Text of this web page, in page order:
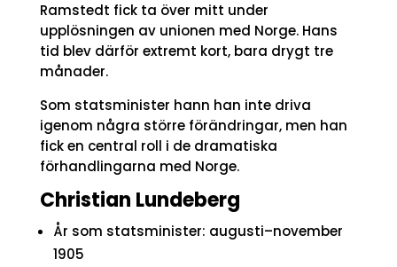
Ramstedt fick ta över mitt under
upplösningen av unionen med Norge. Hans
tid blev därför extremt kort, bara drygt tre
månader.
Som statsminister hann han inte driva
igenom några större förändringar, men han
fick en central roll i de dramatiska
förhandlingarna med Norge.
Christian Lundeberg
År som statsminister: augusti–november
1905